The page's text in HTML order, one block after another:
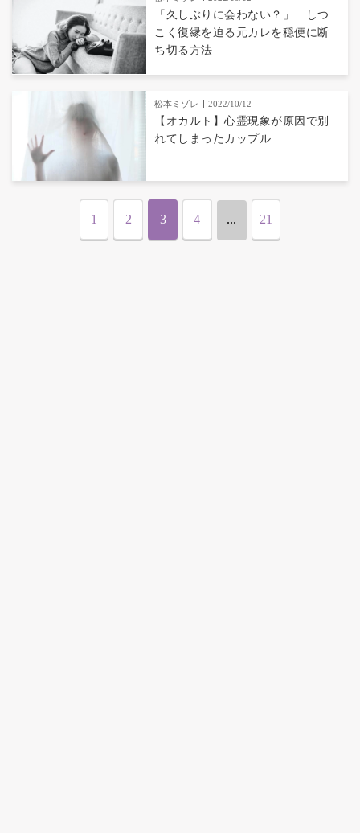
「久しぶりに会わない？」 しつ
こく復縁を迫る元カレを穏便に断
ち切る方法
松本ミゾレ 2022/10/12
【オカルト】心霊現象が原因で別
れてしまったカップル
1 2 3 4 ... 21